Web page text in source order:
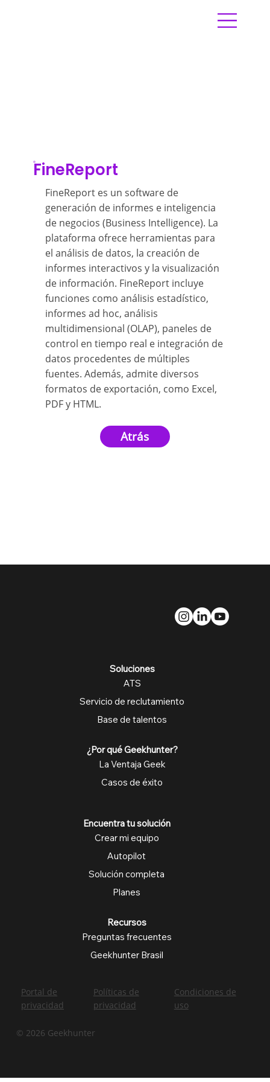
FineReport
FineReport es un software de
generación de informes e inteligencia
de negocios (Business Intelligence). La
plataforma ofrece herramientas para
el análisis de datos, la creación de
informes interactivos y la visualización
de información. FineReport incluye
funciones como análisis estadístico,
informes ad hoc, análisis
multidimensional (OLAP), paneles de
control en tiempo real e integración de
datos procedentes de múltiples
fuentes. Además, admite diversos
formatos de exportación, como Excel,
PDF y HTML.
Atrás
Soluciones
ATS
Servicio de reclutamiento
Base de talentos
¿Por qué Geekhunter?
La Ventaja Geek
Casos de éxito
Encuentra tu solución
Crear mi equipo
Autopilot
Solución completa
Planes
Recursos
Preguntas frecuentes
Geekhunter Brasil
Portal de
privacidad
Políticas de
privacidad
Condiciones de
uso
© 2026 Geekhunter